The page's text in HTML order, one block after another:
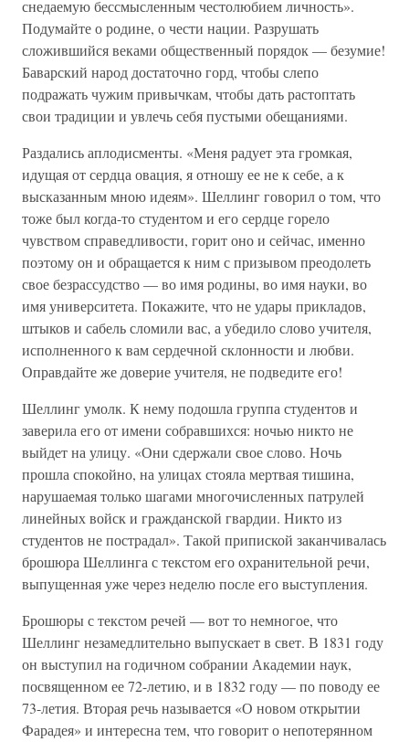
снедаемую бессмысленным честолюбием личность».
Подумайте о родине, о чести нации. Разрушать
сложившийся веками общественный порядок — безумие!
Баварский народ достаточно горд, чтобы слепо
подражать чужим привычкам, чтобы дать растоптать
свои традиции и увлечь себя пустыми обещаниями.
Раздались аплодисменты. «Меня радует эта громкая,
идущая от сердца овация, я отношу ее не к себе, а к
высказанным мною идеям». Шеллинг говорил о том, что
тоже был когда-то студентом и его сердце горело
чувством справедливости, горит оно и сейчас, именно
поэтому он и обращается к ним с призывом преодолеть
свое безрассудство — во имя родины, во имя науки, во
имя университета. Покажите, что не удары прикладов,
штыков и сабель сломили вас, а убедило слово учителя,
исполненного к вам сердечной склонности и любви.
Оправдайте же доверие учителя, не подведите его!
Шеллинг умолк. К нему подошла группа студентов и
заверила его от имени собравшихся: ночью никто не
выйдет на улицу. «Они сдержали свое слово. Ночь
прошла спокойно, на улицах стояла мертвая тишина,
нарушаемая только шагами многочисленных патрулей
линейных войск и гражданской гвардии. Никто из
студентов не пострадал». Такой припиской заканчивалась
брошюра Шеллинга с текстом его охранительной речи,
выпущенная уже через неделю после его выступления.
Брошюры с текстом речей — вот то немногое, что
Шеллинг незамедлительно выпускает в свет. В 1831 году
он выступил на годичном собрании Академии наук,
посвященном ее 72-летию, и в 1832 году — по поводу ее
73-летия. Вторая речь называется «О новом открытии
Фарадея» и интересна тем, что говорит о непотерянном